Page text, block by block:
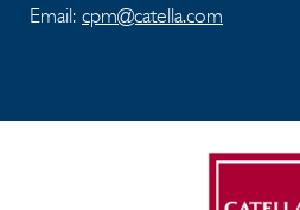
Email: cpm@catella.com